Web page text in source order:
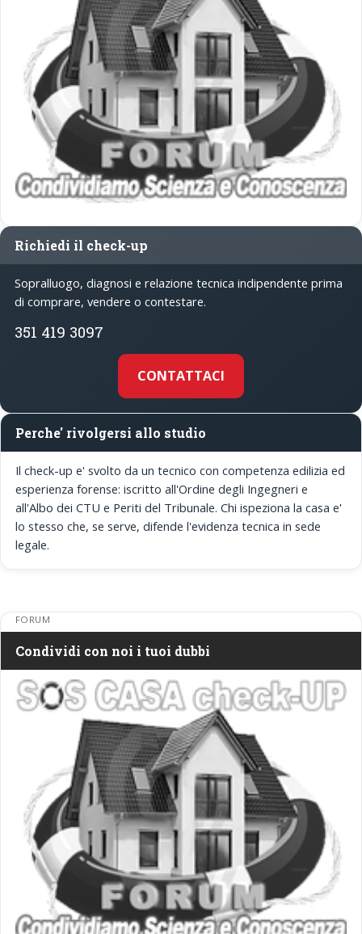
Richiedi il check-up
Sopralluogo, diagnosi e relazione tecnica indipendente prima
di comprare, vendere o contestare.
351 419 3097
CONTATTACI
Perche' rivolgersi allo studio
Il check-up e' svolto da un tecnico con competenza edilizia ed
esperienza forense: iscritto all'Ordine degli Ingegneri e
all'Albo dei CTU e Periti del Tribunale. Chi ispeziona la casa e'
lo stesso che, se serve, difende l'evidenza tecnica in sede
legale.
FORUM
Condividi con noi i tuoi dubbi